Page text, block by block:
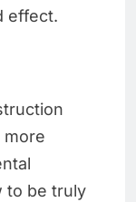
effect.
more
to be truly